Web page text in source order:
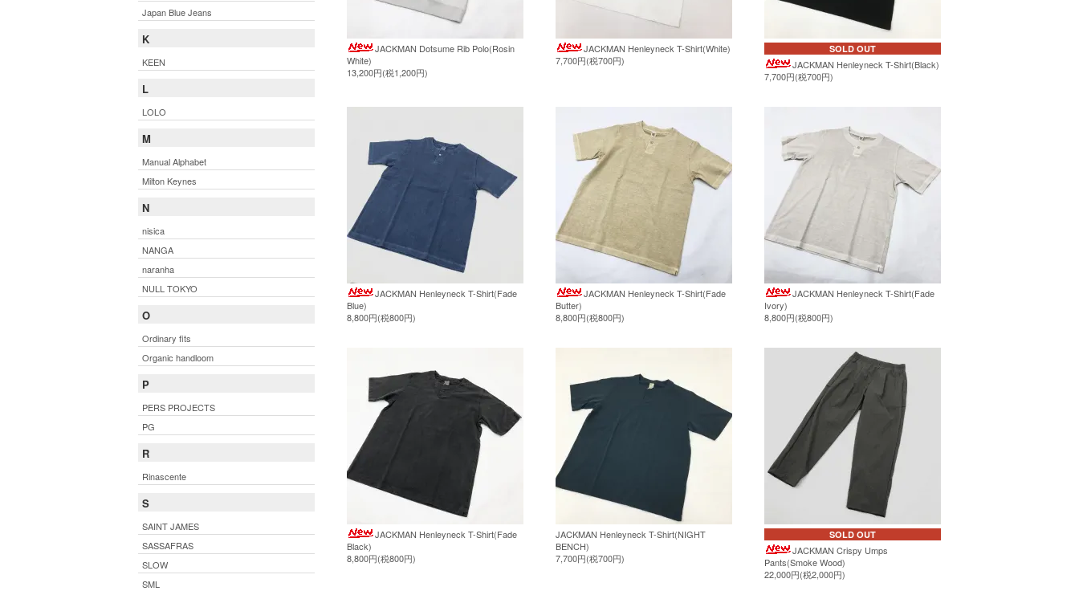
JACKMAN Dotsume Rib Polo(Rosin
White)
13,200円(税1,200円)
JACKMAN Henleyneck T-Shirt(White)
7,700円(税700円)
SOLD OUT
JACKMAN Henleyneck T-Shirt(Black)
7,700円(税700円)
JACKMAN Henleyneck T-Shirt(Fade
Blue)
8,800円(税800円)
JACKMAN Henleyneck T-Shirt(Fade
Butter)
8,800円(税800円)
JACKMAN Henleyneck T-Shirt(Fade
Ivory)
8,800円(税800円)
JACKMAN Henleyneck T-Shirt(Fade
Black)
8,800円(税800円)
JACKMAN Henleyneck T-Shirt(NIGHT
BENCH)
7,700円(税700円)
SOLD OUT
JACKMAN Crispy Umps
Pants(Smoke Wood)
22,000円(税2,000円)
Japan Blue Jeans
K
KEEN
L
LOLO
M
Manual Alphabet
Milton Keynes
N
nisica
NANGA
naranha
NULL TOKYO
O
Ordinary fits
Organic handloom
P
PERS PROJECTS
PG
R
Rinascente
S
SAINT JAMES
SASSAFRAS
SLOW
SML